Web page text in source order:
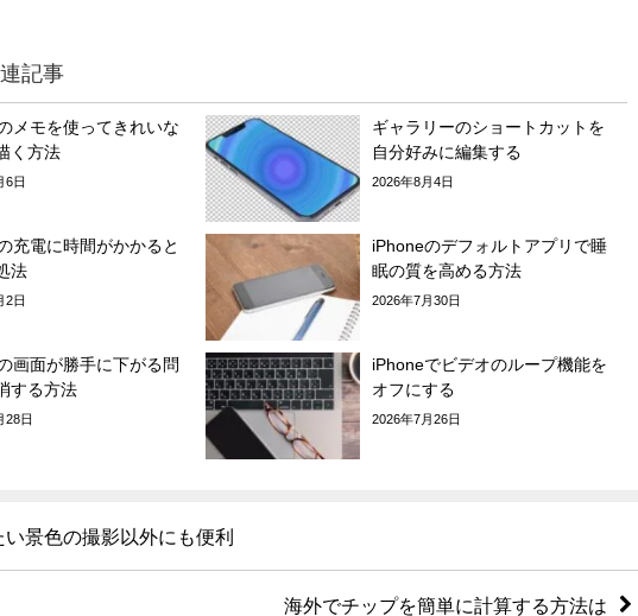
記事
メモを使ってきれいな
く方法
6日
ギャラリーのショートカットを
自分好みに編集する
2026年8月4日
充電に時間がかかると
法
2日
iPhoneのデフォルトアプリで睡
眠の質を高める方法
2026年7月30日
画面が勝手に下がる問
する方法
28日
iPhoneでビデオのループ機能を
オフにする
2026年7月26日
景色の撮影以外にも便利
海外でチップを簡単に計算する方法は